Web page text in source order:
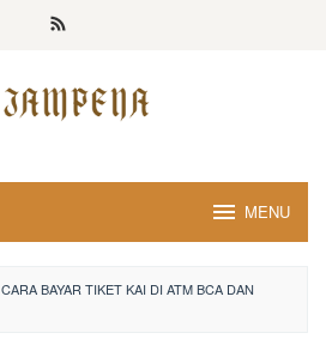
MENU
CARA BAYAR TIKET KAI DI ATM BCA DAN